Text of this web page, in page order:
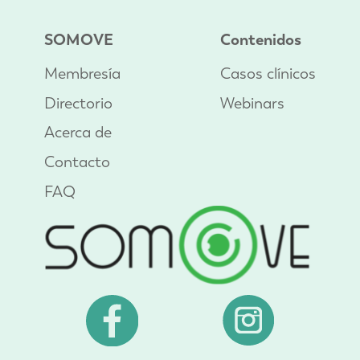
SOMOVE
Membresía
Directorio
Acerca de
Contacto
FAQ
Contenidos
Casos clínicos
Webinars